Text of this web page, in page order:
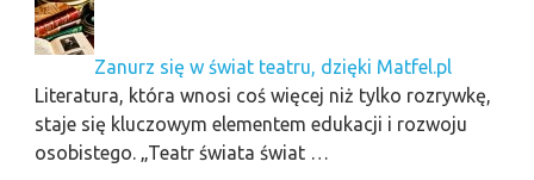
Zanurz się w świat teatru, dzięki Matfel.pl
Literatura, która wnosi coś więcej niż tylko rozrywkę,
staje się kluczowym elementem edukacji i rozwoju
osobistego. „Teatr świata świat …